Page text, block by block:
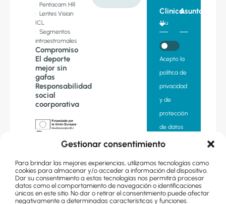
Gestionar consentimiento
Para brindar las mejores experiencias, utilizamos tecnologías como
cookies para almacenar y/o acceder a información del dispositivo.
Dar su consentimiento a estas tecnologías nos permitirá procesar
datos como el comportamiento de navegación o identificaciones
únicas en este sitio. No dar o retirar el consentimiento puede afectar
negativamente a determinadas características y funciones.
· Pentacam HR
· Lentes Visian
ICL
· Segmentos
intraestromales
Compromiso
El deporte
mejor sin
gafas
Responsabilidad
social
coorporativa
«Financiado
por la Unión
Next
Generation EU.
Sin embargo,
los puntos de
vista y las
opiniones
expresadas
ClinicaAsunto
Acepto la
política de
privacidad
y de
protección
de datos
suscribirme
a la
newsletter